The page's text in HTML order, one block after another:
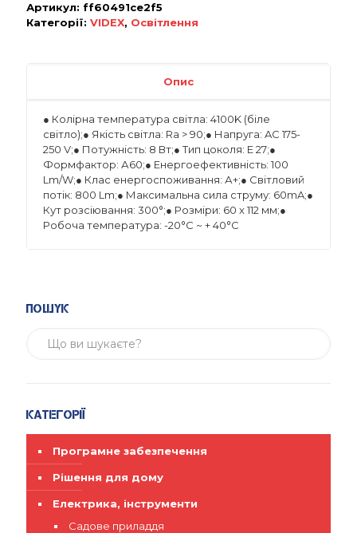
Артикул: ff60491ce2f5
Категорії: VIDEX, Освітлення
Опис
● Колірна температура світла: 4100K (біле
світло);● Якість світла: Ra > 90;● Напруга: AC 175-
250 V;● Потужність: 8 Вт;● Тип цоколя: Е 27;●
Формфактор: А60;● Енергоефективність: 100
Lm/W;● Клас енергоспоживання: А+;● Світловий
потік: 800 Lm;● Максимальна сила струму: 60mA;●
Кут розсіювання: 300°;● Розміри: 60 x 112 мм;●
Робоча температура: -20°C ~ + 40°С
Пошук
Категорії
Програмне забезпечення
Рішення для дому
Електрика, інструменти
Садове приладдя